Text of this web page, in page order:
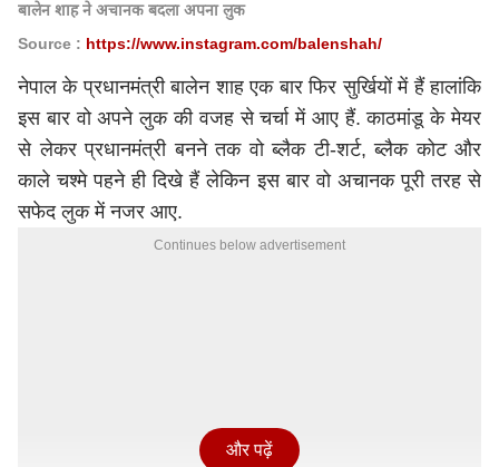
बालेन शाह ने अचानक बदला अपना लुक
Source : https://www.instagram.com/balenshah/
नेपाल के प्रधानमंत्री बालेन शाह एक बार फिर सुर्खियों में हैं हालांकि
इस बार वो अपने लुक की वजह से चर्चा में आए हैं. काठमांडू के मेयर
से लेकर प्रधानमंत्री बनने तक वो ब्लैक टी-शर्ट, ब्लैक कोट और
काले चश्मे पहने ही दिखे हैं लेकिन इस बार वो अचानक पूरी तरह से
सफेद लुक में नजर आए.
Continues below advertisement
और पढ़ें